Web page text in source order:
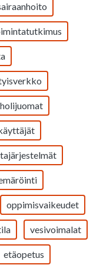
oppimisvaikeudet
vesivoimalat
etäopetus